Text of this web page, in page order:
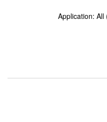
Application: All